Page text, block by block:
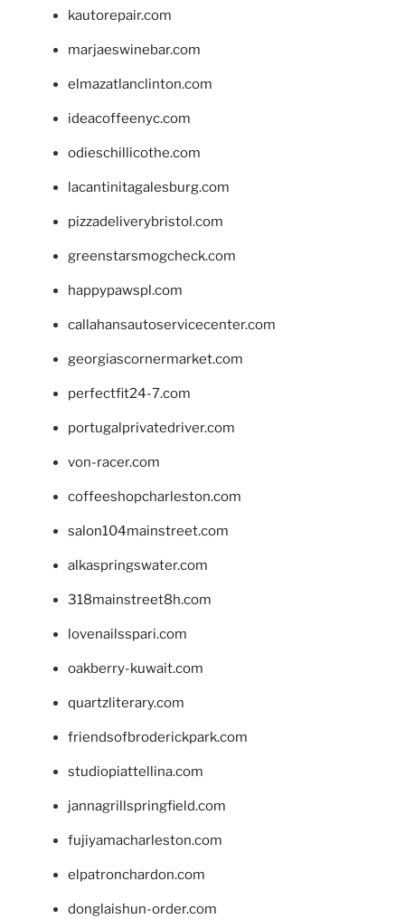
kautorepair.com
marjaeswinebar.com
elmazatlanclinton.com
ideacoffeenyc.com
odieschillicothe.com
lacantinitagalesburg.com
pizzadeliverybristol.com
greenstarsmogcheck.com
happypawspl.com
callahansautoservicecenter.com
georgiascornermarket.com
perfectfit24-7.com
portugalprivatedriver.com
von-racer.com
coffeeshopcharleston.com
salon104mainstreet.com
alkaspringswater.com
318mainstreet8h.com
lovenailsspari.com
oakberry-kuwait.com
quartzliterary.com
friendsofbroderickpark.com
studiopiattellina.com
jannagrillspringfield.com
fujiyamacharleston.com
elpatronchardon.com
donglaishun-order.com